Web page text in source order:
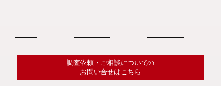
調査依頼・ご相談についての
お問い合せはこちら